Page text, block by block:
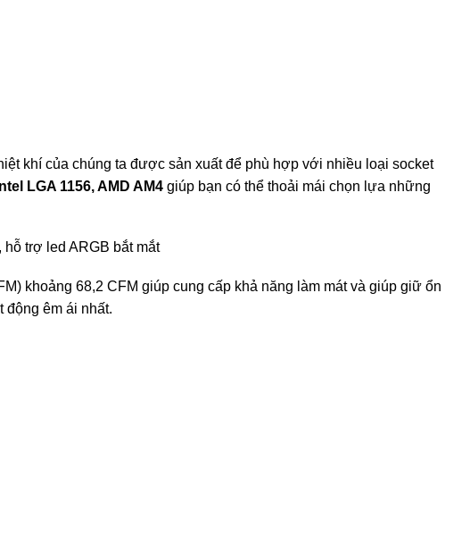
khí của chúng ta được sản xuất để phù hợp với nhiều loại socket
LGA 1156, AMD AM4 giúp bạn có thể thoải mái chọn lựa những
trợ led ARGB bắt mắt
khoảng 68,2 CFM giúp cung cấp khả năng làm mát và giúp giữ ổn
động êm ái nhất.